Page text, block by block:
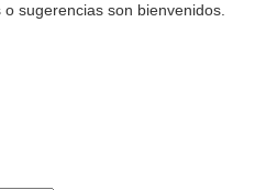
sugerencias son bienvenidos.